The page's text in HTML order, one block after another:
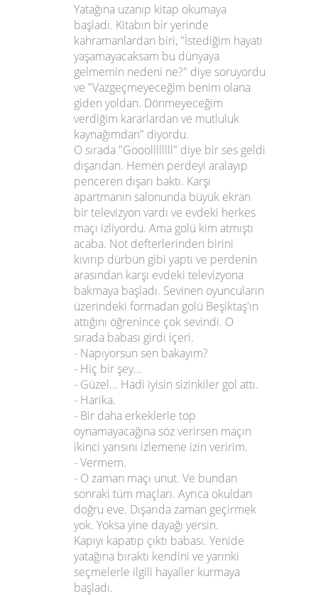
Yatağına uzanıp kitap okumaya
başladı. Kitabın bir yerinde
kahramanlardan biri, "İstediğim hayatı
yaşamayacaksam bu dünyaya
gelmemin nedeni ne?" diye soruyordu
ve "Vazgeçmeyeceğim benim olana
giden yoldan. Dönmeyeceğim
verdiğim kararlardan ve mutluluk
kaynağımdan" diyordu.
O sırada "Gooollllllll" diye bir ses geldi
dışarıdan. Hemen perdeyi aralayıp
penceren dışarı baktı. Karşı
apartmanın salonunda büyük ekran
bir televizyon vardı ve evdeki herkes
maçı izliyordu. Ama golü kim atmıştı
acaba. Not defterlerinden birini
kıvırıp dürbün gibi yaptı ve perdenin
arasından karşı evdeki televizyona
bakmaya başladı. Sevinen oyuncuların
üzerindeki formadan golü Beşiktaş'ın
attığını öğrenince çok sevindi. O
sırada babası girdi içeri.
- Napıyorsun sen bakayım?
- Hiç bir şey...
- Güzel... Hadi iyisin sizinkiler gol attı.
- Harika.
- Bir daha erkeklerle top
oynamayacağına söz verirsen maçın
ikinci yarısını izlemene izin veririm.
- Vermem.
- O zaman maçı unut. Ve bundan
sonraki tüm maçları. Ayrıca okuldan
doğru eve. Dışarıda zaman geçirmek
yok. Yoksa yine dayağı yersin.
Kapıyı kapatıp çıktı babası. Yenide
yatağına bıraktı kendini ve yarınki
seçmelerle ilgili hayaller kurmaya
başladı.